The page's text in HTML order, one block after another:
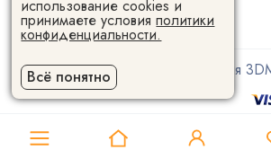
Поставщик 3D-оборудования
использование cookies и
принимаете условияполитики
конфиденциальности.
Всё понятно